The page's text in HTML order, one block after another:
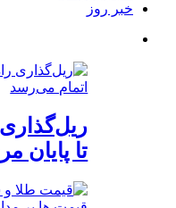
خبر روز
ریل‌گذاری
تا پایان